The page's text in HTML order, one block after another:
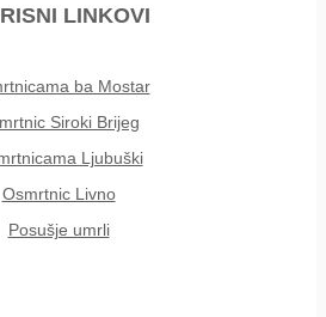
LINKOVI
ba Mostar
Siroki Brijeg
Ljubuški
Osmrtnic Livno
Posušje umrli